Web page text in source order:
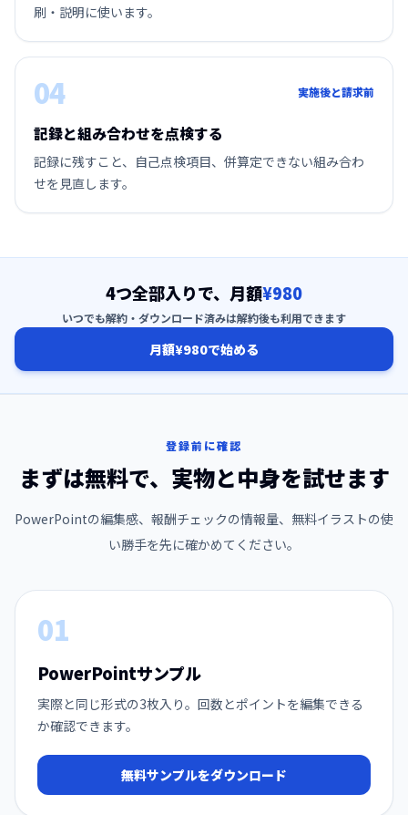
刷・説明に使います。
04 実施後と請求前
記録と組み合わせを点検する
記録に残すこと、自己点検項目、併算定できない組み合わ
せを見直します。
4つ全部入りで、月額¥980
いつでも解約・ダウンロード済みは解約後も利用できます
月額¥980で始める
登録前に確認
まずは無料で、実物と中身を試せます
PowerPointの編集感、報酬チェックの情報量、無料イラストの使
い勝手を先に確かめてください。
01
PowerPointサンプル
実際と同じ形式の3枚入り。回数とポイントを編集できる
か確認できます。
無料サンプルをダウンロード